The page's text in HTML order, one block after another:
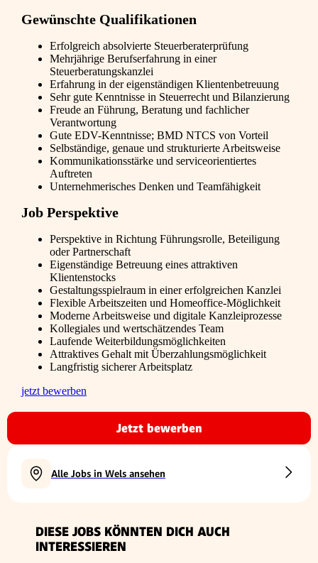
Gewünschte Qualifikationen
Erfolgreich absolvierte Steuerberaterprüfung
Mehrjährige Berufserfahrung in einer
Steuerberatungskanzlei
Erfahrung in der eigenständigen Klientenbetreuung
Sehr gute Kenntnisse in Steuerrecht und Bilanzierung
Freude an Führung, Beratung und fachlicher
Verantwortung
Gute EDV-Kenntnisse; BMD NTCS von Vorteil
Selbständige, genaue und strukturierte Arbeitsweise
Kommunikationsstärke und serviceorientiertes
Auftreten
Unternehmerisches Denken und Teamfähigkeit
Job Perspektive
Perspektive in Richtung Führungsrolle, Beteiligung
oder Partnerschaft
Eigenständige Betreuung eines attraktiven
Klientenstocks
Gestaltungsspielraum in einer erfolgreichen Kanzlei
Flexible Arbeitszeiten und Homeoffice-Möglichkeit
Moderne Arbeitsweise und digitale Kanzleiprozesse
Kollegiales und wertschätzendes Team
Laufende Weiterbildungsmöglichkeiten
Attraktives Gehalt mit Überzahlungsmöglichkeit
Langfristig sicherer Arbeitsplatz
jetzt bewerben
Jetzt bewerben
Alle Jobs in Wels ansehen
DIESE JOBS KÖNNTEN DICH AUCH
INTERESSIEREN